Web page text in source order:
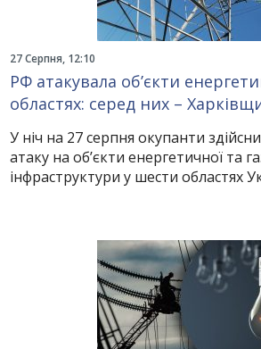
27 Серпня, 12:10
РФ атакувала об’єкти
областях: серед них –
У ніч на 27 серпня окупанти
атаку на об’єкти енергетичної та
інфраструктури у шести областях